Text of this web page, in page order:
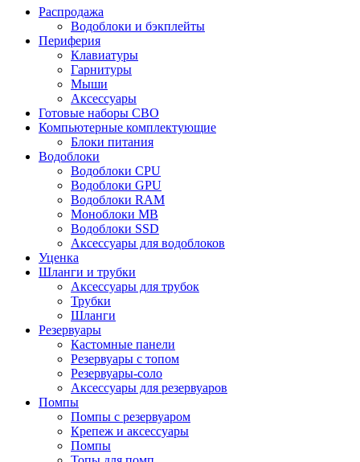
Распродажа
Водоблоки и бэкплейты
Периферия
Клавиатуры
Гарнитуры
Мыши
Аксессуары
Готовые наборы СВО
Компьютерные комплектующие
Блоки питания
Водоблоки
Водоблоки CPU
Водоблоки GPU
Водоблоки RAM
Моноблоки MB
Водоблоки SSD
Аксессуары для водоблоков
Уценка
Шланги и трубки
Аксессуары для трубок
Трубки
Шланги
Резервуары
Кастомные панели
Резервуары с топом
Резервуары-соло
Аксессуары для резервуаров
Помпы
Помпы с резервуаром
Крепеж и аксессуары
Помпы